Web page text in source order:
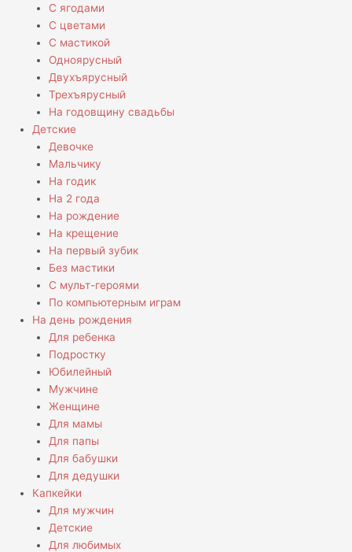
С ягодами
С цветами
С мастикой
Одноярусный
Двухъярусный
Трехъярусный
На годовщину свадьбы
Детские
Девочке
Мальчику
На годик
На 2 года
На рождение
На крещение
На первый зубик
Без мастики
С мульт-героями
По компьютерным играм
На день рождения
Для ребенка
Подростку
Юбилейный
Мужчине
Женщине
Для мамы
Для папы
Для бабушки
Для дедушки
Капкейки
Для мужчин
Детские
Для любимых